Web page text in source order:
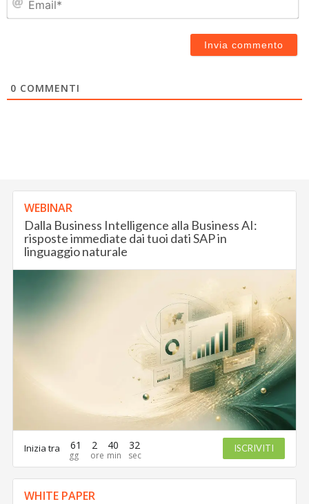
0 COMMENTI
WEBINAR
Dalla Business Intelligence alla Business AI:
risposte immediate dai tuoi dati SAP in
linguaggio naturale
Inizia tra 61 2 40 31 ISCRIVITI
WHITE PAPER